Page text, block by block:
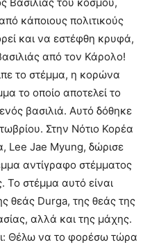
κάποιους πολιτικούς
και να εστέφθη κρυφά,
από τον Κάρολο!
το στέμμα, η κορώνα
το οποίο αποτελεί το
βασιλιά. Αυτό δόθηκε
Στην Νότιο Κορέα
Lee Jae Myung, δώρισε
αντίγραφο στέμματος
Το στέμμα αυτό είναι
θεάς Durga, της θεάς της
αλλά και της μάχης.
Θέλω να το φορέσω τώρα